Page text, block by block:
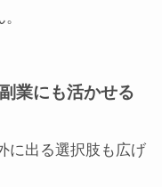
業にも活かせる
に出る選択肢も広げ